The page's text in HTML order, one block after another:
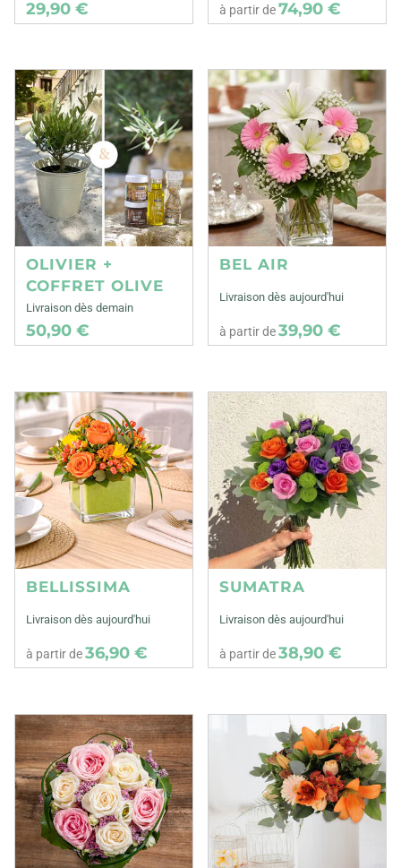
29,90 € à partir de74,90 €
OLIVIER +
COFFRET OLIVE
Livraison dès demain
50,90 €
BEL AIR
Livraison dès aujourd'hui
à partir de39,90 €
BELLISSIMA
Livraison dès aujourd'hui
à partir de36,90 €
SUMATRA
Livraison dès aujourd'hui
à partir de38,90 €